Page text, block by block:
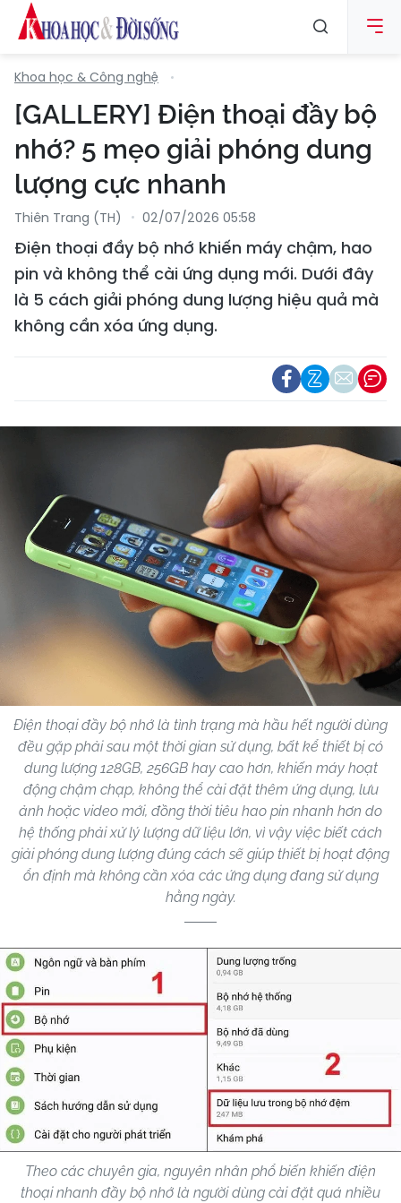
Khoa học & Công nghệ
[GALLERY] Điện thoại đầy bộ
nhớ? 5 mẹo giải phóng dung
lượng cực nhanh
Thiên Trang (TH) 02/07/2026 05:58
Điện thoại đầy bộ nhớ khiến máy chậm, hao
pin và không thể cài ứng dụng mới. Dưới đây
là 5 cách giải phóng dung lượng hiệu quả mà
không cần xóa ứng dụng.
Điện thoại đầy bộ nhớ là tình trạng mà hầu hết người dùng
đều gặp phải sau một thời gian sử dụng, bất kể thiết bị có
dung lượng 128GB, 256GB hay cao hơn, khiến máy hoạt
động chậm chạp, không thể cài đặt thêm ứng dụng, lưu
ảnh hoặc video mới, đồng thời tiêu hao pin nhanh hơn do
hệ thống phải xử lý lượng dữ liệu lớn, vì vậy việc biết cách
giải phóng dung lượng đúng cách sẽ giúp thiết bị hoạt động
ổn định mà không cần xóa các ứng dụng đang sử dụng
hằng ngày.
Theo các chuyên gia, nguyên nhân phổ biến khiến điện
thoại nhanh đầy bộ nhớ là người dùng cài đặt quá nhiều